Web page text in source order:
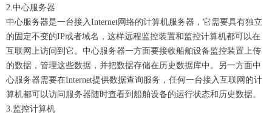
2.中心服务器
中心服务器是一台接入Internet网络的计算机服务器，它需要具有独立
的固定不变的IP或者域名，这样远程监控装置和监控计算机都可以在
互联网上访问到它。中心服务器一方面要接收船舶设备监控装置上传
的数据，管理这些数据，并把数据存储在历史数据库中。另一方面中
心服务器需要在Internet提供数据查询服务，任何一台接入互联网的计
算机都可以访问服务器随时查看到船舶设备的运行状态和历史数据。
3.监控计算机